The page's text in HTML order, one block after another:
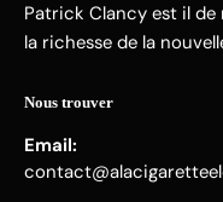
Patrick Clancy est il de
la richesse de la
Nous trouver
Email: